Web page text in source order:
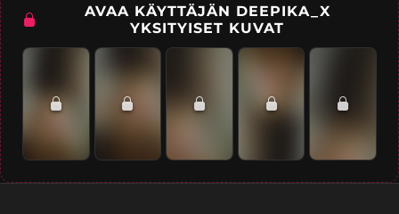
AVAA KÄYTTÄJÄN DEEPIKA_X
YKSITYISET KUVAT